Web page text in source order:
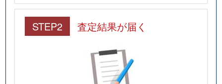
STEP2 査定結果が届く